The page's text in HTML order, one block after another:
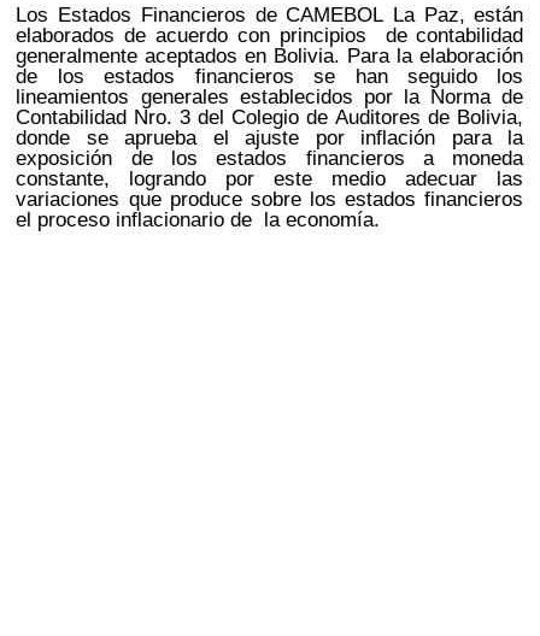
Los Estados Financieros de CAMEBOL La Paz, están
elaborados de acuerdo con principios de contabilidad
generalmente aceptados en Bolivia. Para la elaboración
de los estados financieros se han seguido los
lineamientos generales establecidos por la Norma de
Contabilidad Nro. 3 del Colegio de Auditores de Bolivia,
donde se aprueba el ajuste por inflación para la
exposición de los estados financieros a moneda
constante, logrando por este medio adecuar las
variaciones que produce sobre los estados financieros
el proceso inflacionario de la economía.